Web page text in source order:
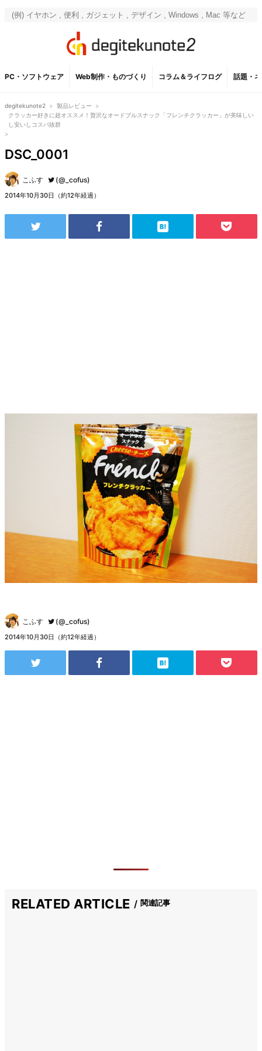
PC・ソフトウェア Web制作・ものづくり コラム＆ライフログ 話題・
degitekunote2 > 製品レビュー
>
クラッカー好きに超オススメ！贅沢なオードブルスナック「フレンチクラッカー」が美味しい
し安いしコスパ抜群
>
DSC_0001
こふす (@_cofus)
2014年10月30日（約12年経過）
こふす (@_cofus)
2014年10月30日（約12年経過）
RELATED ARTICLE 関連記事